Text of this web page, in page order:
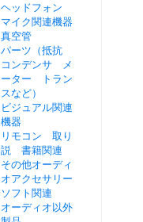
ヘッドフォン
マイク関連機器
真空管
パーツ（抵抗
コンデンサ メ
ーター トラン
スなど）
ビジュアル関連
機器
リモコン 取り
説 書籍関連
その他オーディ
オアクセサリー
ソフト関連
オーディオ以外